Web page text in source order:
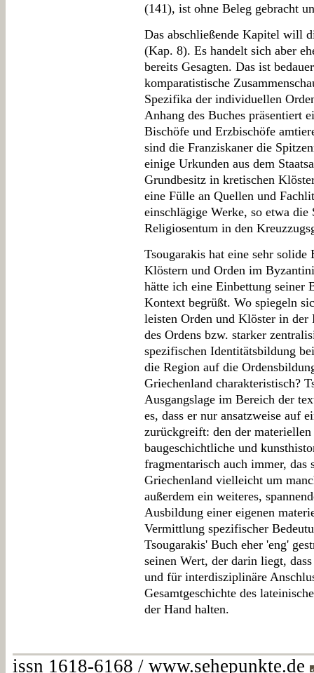
(141), ist ohne Beleg gebracht
Das abschließende Kapitel will
(Kap. 8). Es handelt sich aber
bereits Gesagten. Das ist
komparatistische
Spezifika der individuellen
Anhang des Buches präsentiert
Bischöfe und Erzbischöfe
sind die Franziskaner die
einige Urkunden aus dem
Grundbesitz in kretischen
eine Fülle an Quellen und
einschlägige Werke, so etwa
Religiosentum in den
Tsougarakis hat eine sehr solide
Klöstern und Orden im
hätte ich eine Einbettung seiner
Kontext begrüßt. Wo spiegeln
leisten Orden und Klöster in der
des Ordens bzw. starker
spezifischen Identitätsbildung
die Region auf die
Griechenland charakteristisch?
Ausgangslage im Bereich der
es, dass er nur ansatzweise auf
zurückgreift: den der
baugeschichtliche und
fragmentarisch auch immer,
Griechenland vielleicht um
außerdem ein weiteres,
Ausbildung einer eigenen
Vermittlung spezifischer
Tsougarakis' Buch eher 'eng'
seinen Wert, der darin liegt,
und für interdisziplinäre
Gesamtgeschichte des
der Hand halten.
issn 1618-6168 / www.sehepunkte.de